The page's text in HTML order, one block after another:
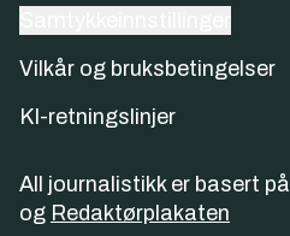
Vilkår og bruksbetingelser
KI-retningslinjer
All journalistikk er basert på
og Redaktørplakaten